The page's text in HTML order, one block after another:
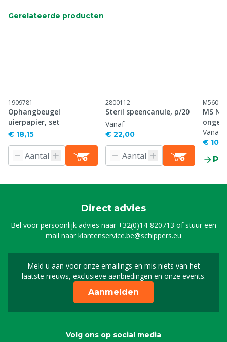
Gerelateerde producten
1909781
Ophangbeugel
uierpapier, set
€ 18,15
2800112
Steril speencanule, p/20
Vanaf
€ 22,00
MS
p/100
Vanaf
€
Direct advies
Bel voor persoonlijk advies naar +32(0)14-820713 of stuur een
mail naarklantenservice.be@schippers.eu
Meld u aan voor onze emailings en mis niets van het
laatste nieuws, exclusieve aanbiedingen en onze events.
Meld u aan voor onze
Aanmelden
Volg ons op social media